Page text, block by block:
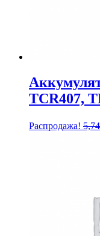
TCR407,
Распродажа!